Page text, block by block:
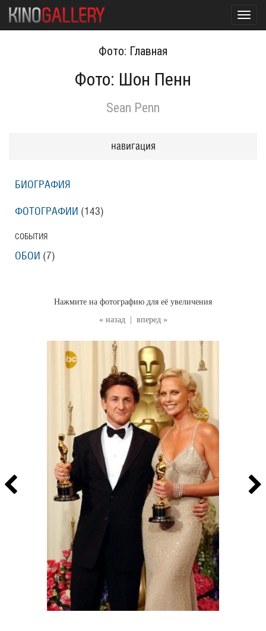
Фото: Главная
Фото: Шон Пенн
Sean Penn
« назад вперед »
Нажмите на фотографию для её увеличения
навигация
БИОГРАФИЯ
ФОТОГРАФИИ (143)
СОБЫТИЯ
ОБОИ (7)